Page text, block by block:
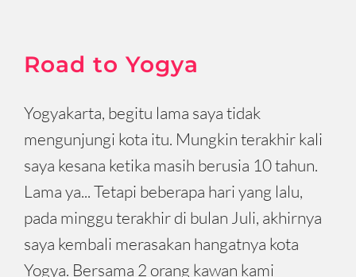
Road to Yogya
Yogyakarta, begitu lama saya tidak
mengunjungi kota itu. Mungkin terakhir kali
saya kesana ketika masih berusia 10 tahun.
Lama ya... Tetapi beberapa hari yang lalu,
pada minggu terakhir di bulan Juli, akhirnya
saya kembali merasakan hangatnya kota
Yogya. Bersama 2 orang kawan kami